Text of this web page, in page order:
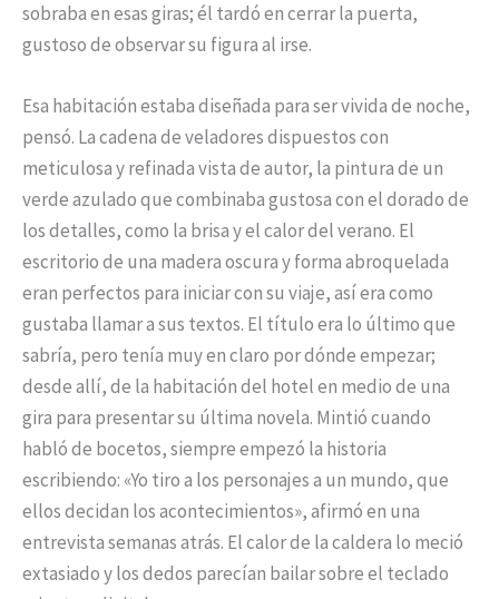
sobraba en esas giras; él tardó en cerrar la puerta,
gustoso de observar su figura al irse.
Esa habitación estaba diseñada para ser vivida de noche,
pensó. La cadena de veladores dispuestos con
meticulosa y refinada vista de autor, la pintura de un
verde azulado que combinaba gustosa con el dorado de
los detalles, como la brisa y el calor del verano. El
escritorio de una madera oscura y forma abroquelada
eran perfectos para iniciar con su viaje, así era como
gustaba llamar a sus textos. El título era lo último que
sabría, pero tenía muy en claro por dónde empezar;
desde allí, de la habitación del hotel en medio de una
gira para presentar su última novela. Mintió cuando
habló de bocetos, siempre empezó la historia
escribiendo: «Yo tiro a los personajes a un mundo, que
ellos decidan los acontecimientos», afirmó en una
entrevista semanas atrás. El calor de la caldera lo meció
extasiado y los dedos parecían bailar sobre el teclado